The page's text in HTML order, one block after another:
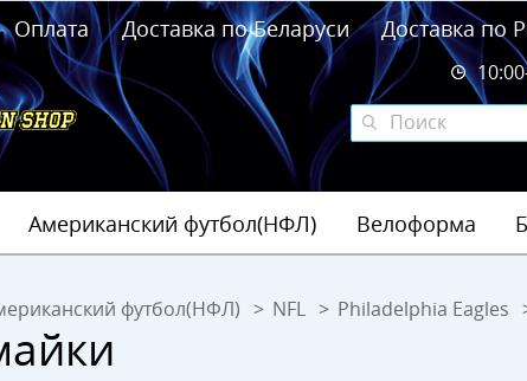
Оплата Доставка по Беларуси Доставка по
Американский футбол(НФЛ) Велоформа
футбол(НФЛ) NFL Philadelphia Eagles